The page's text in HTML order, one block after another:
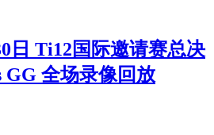
日 Ti12国际邀请赛总决
全场录像回放